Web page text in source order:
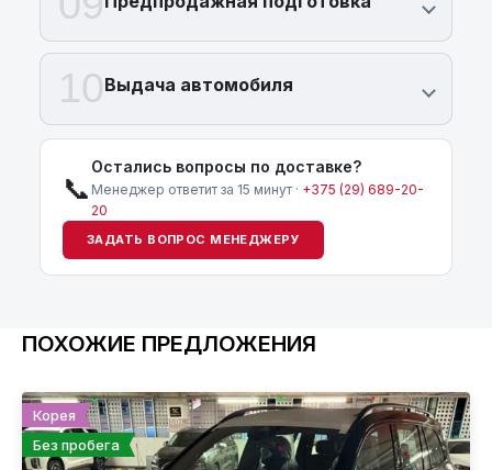
10Выдача автомобиля
📞
Остались вопросы по доставке?
Менеджер ответит за 15 минут · +375 (29) 689-20-
20
ЗАДАТЬ ВОПРОС МЕНЕДЖЕРУ
ПОХОЖИЕ ПРЕДЛОЖЕНИЯ
Корея
Без пробега